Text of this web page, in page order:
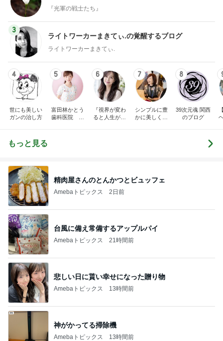
『光軍の戦士たち』
3
ライトワーカーまきてぃ.の覚醒するブログ
ライトワーカーまきてぃ.
4
世にも美しい
ガンの治し方
5
富田林かとう
歯科医院 み
6
『視界が変わ
ると人生が変
7
シンプルに豊
かに美しく自
8
39次元魂 関西
のブログ
もっと見る
精肉屋さんのとんかつとビュッフェ
Amebaトピックス 2日前
台風に備え常備するアップルパイ
Amebaトピックス 21時間前
悲しい日に貰い幸せになった贈り物
Amebaトピックス 13時間前
神がかってる掃除機
Amebaトピックス 13時間前